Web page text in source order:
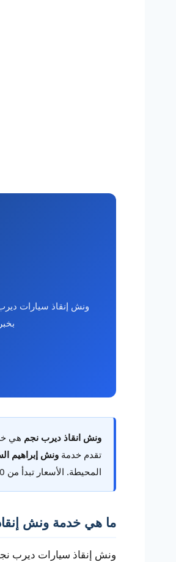
بخبرة 10 سنوات وأسطول متكامل.
ونش انقاذ ديرب نجم هي
تقدم خدمةونش إبراهيم
المحيطة. الأسعار تبدأ من 150 جنيه. رقم التواصل المباشر:
ما هي خدمة ونش
ونش إنقاذ سيارات ديرب